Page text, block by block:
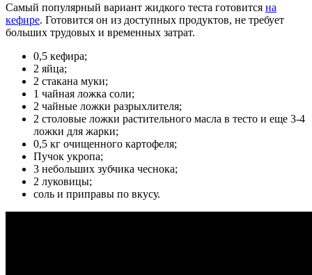
Самый популярный вариант жидкого теста готовится на
кефире. Готовится он из доступных продуктов, не требует
больших трудовых и временных затрат.
0,5 кефира;
2 яйца;
2 стакана муки;
1 чайная ложка соли;
2 чайные ложки разрыхлителя;
2 столовые ложки растительного масла в тесто и еще 3-4
ложки для жарки;
0,5 кг очищенного картофеля;
Пучок укропа;
3 небольших зубчика чеснока;
2 луковицы;
соль и приправы по вкусу.